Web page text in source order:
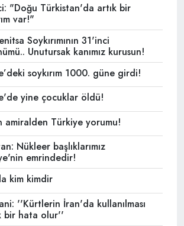
"Doğu Türkistan'da artık bir
var!"
Soykırımının 31'inci
Unutursak kanımız kurusun!
soykırım 1000. güne girdi!
yine çocuklar öldü!
amiralden Türkiye yorumu!
Nükleer başlıklarımız
emrindedir!
kim kimdir
''Kürtlerin İran'da kullanılması
bir hata olur''